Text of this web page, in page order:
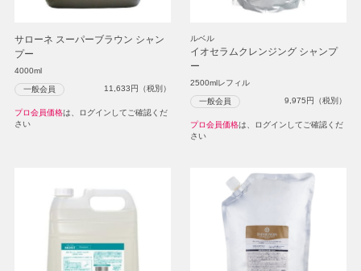
サローネ スーパーブラウン シャン
プー
4000ml
一般会員 11,633円（税別）
プロ会員価格は、ログインしてご確認くだ
さい
ルベル
イオセラムクレンジング シャンプ
ー
2500mlレフィル
一般会員 9,975円（税別）
プロ会員価格は、ログインしてご確認くだ
さい